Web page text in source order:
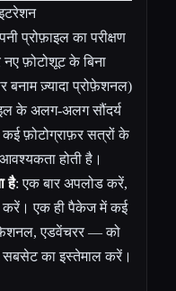
प्रोफ़ाइल का परीक्षण
नए फ़ोटोशूट के बिना
ज़्यादा प्रोफ़ेशनल)
के अलग-अलग सौंदर्य
फ़ोटोग्राफ़र सत्रों के
होती है।
है: एक बार अपलोड करें,
करें। एक ही पैकेज में कई
एडवेंचरर — को
का इस्तेमाल करें।